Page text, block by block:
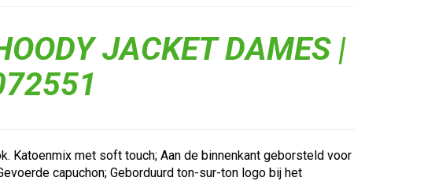
JACKET DAMES |
Katoenmix met soft touch; Aan de binnenkant geborsteld voor
capuchon; Geborduurd ton-sur-ton logo bij het